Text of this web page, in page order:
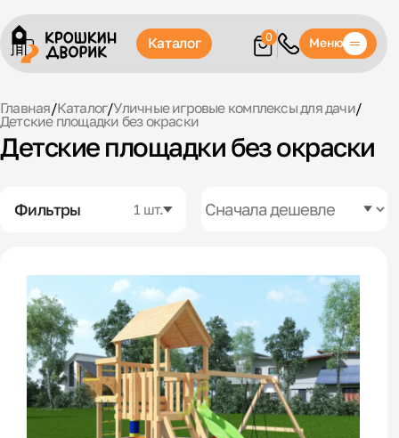
Каталог 0 Меню
Главная/Каталог/Уличные игровые комплексы для дачи/
Детские площадки без окраски
Детские площадки без окраски
Фильтры 1 шт.